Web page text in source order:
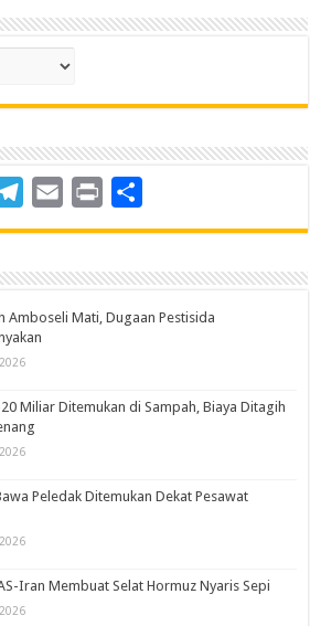
Telegram
Email Print
Amboseli Mati, Dugaan Pestisida
Miliar Ditemukan di Sampah, Biaya Ditagih
Peledak Ditemukan Dekat Pesawat
Iran Membuat Selat Hormuz Nyaris Sepi